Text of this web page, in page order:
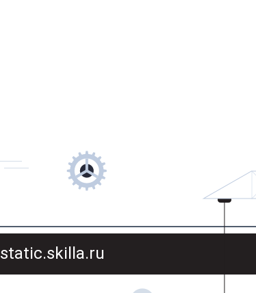
static.skilla.ru